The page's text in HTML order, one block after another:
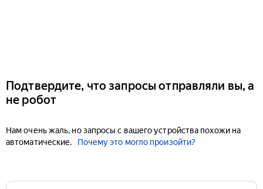
Подтвердите, что запросы отправляли вы, а
не робот
Нам очень жаль, но запросы с вашего устройства похожи на
автоматические.
Почему это могло произойти?